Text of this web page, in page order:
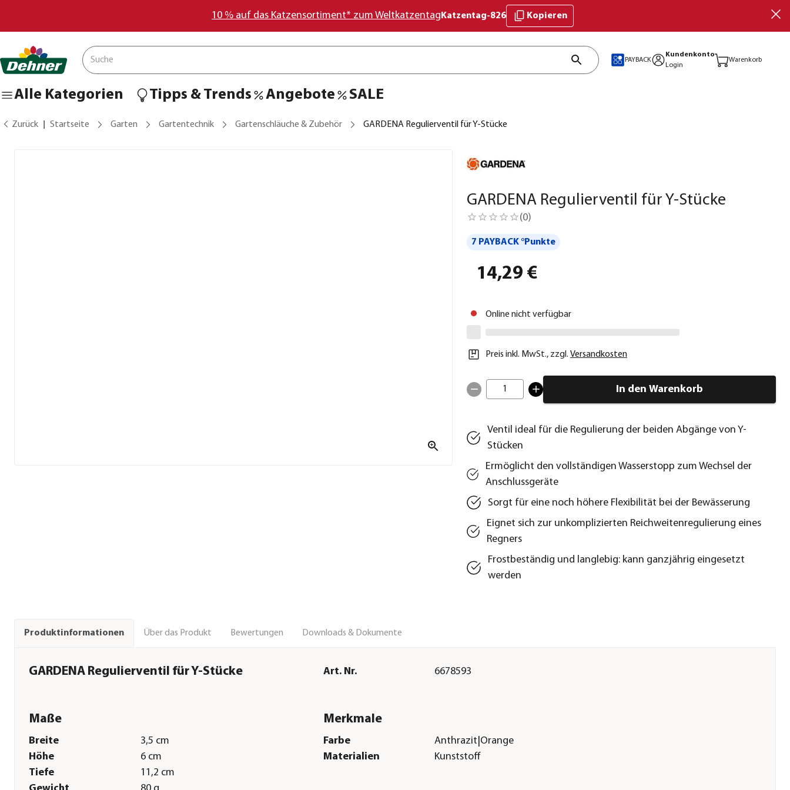
10 % auf das Katzensortiment* zum Weltkatzentag Katzentag-826 Kopieren
PAYBACK
Kundenkonto
Login
Warenkorb
Alle Kategorien Tipps & Trends Angebote SALE
Zurück Startseite Garten Gartentechnik Gartenschläuche & Zubehör GARDENA Regulierventil für Y-Stücke
GARDENA Regulierventil für Y-Stücke
(0)
7 PAYBACK °Punkte
14,29 €
Online nicht verfügbar
Preis inkl. MwSt., zzgl. Versandkosten
1 In den Warenkorb
Ventil ideal für die Regulierung der beiden Abgänge von Y-
Stücken
Ermöglicht den vollständigen Wasserstopp zum Wechsel der
Anschlussgeräte
Sorgt für eine noch höhere Flexibilität bei der Bewässerung
Eignet sich zur unkomplizierten Reichweitenregulierung eines
Regners
Frostbeständig und langlebig: kann ganzjährig eingesetzt
werden
Produktinformationen Über das Produkt Bewertungen Downloads & Dokumente
GARDENA Regulierventil für Y-Stücke Art. Nr. 6678593
Maße
Breite
3,5 cm
Höhe
6 cm
Tiefe
11,2 cm
Merkmale
Farbe
Anthrazit|Orange
Materialien
Kunststoff